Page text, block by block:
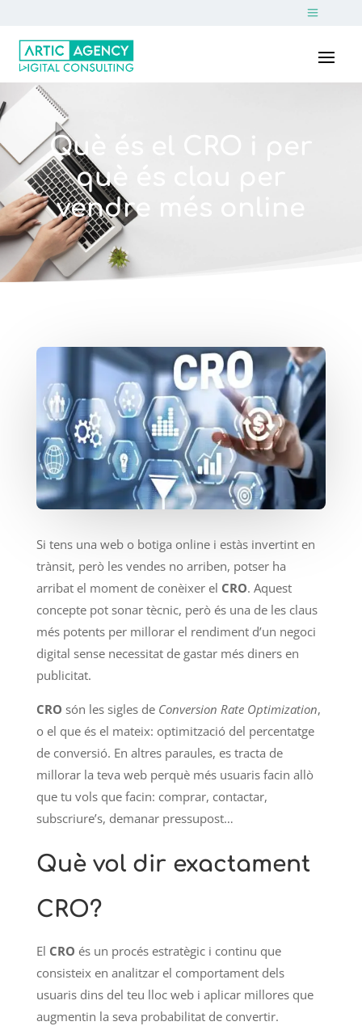
Què és el CRO i per
què és clau per
vendre més online
Si tens una web o botiga online i estàs invertint en
trànsit, però les vendes no arriben, potser ha
arribat el moment de conèixer el CRO. Aquest
concepte pot sonar tècnic, però és una de les claus
més potents per millorar el rendiment d’un negoci
digital sense necessitat de gastar més diners en
publicitat.
CRO són les sigles de Conversion Rate Optimization,
o el que és el mateix: optimització del percentatge
de conversió. En altres paraules, es tracta de
millorar la teva web perquè més usuaris facin allò
que tu vols que facin: comprar, contactar,
subscriure’s, demanar pressupost…
Què vol dir exactament
CRO?
El CRO és un procés estratègic i continu que
consisteix en analitzar el comportament dels
usuaris dins del teu lloc web i aplicar millores que
augmentin la seva probabilitat de convertir.